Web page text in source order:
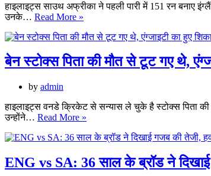
हाइलाइट्स साउथ अफ्रीका ने पहली पारी में 151 रन बनाए
उनके… Read More »
SA:
स्टोक्स
ने
जड़ा
पहला
टेस्ट
शतक,
इंग्लैंड
मिली
बेन स्टोक्स पिता की मौत से टूट गए थे,
by admin
हाइलाइट्स वनडे क्रिकेट से सन्यास ले चुके है स्टोक्स पिता की
उन्होंने… Read More »
पिता
मौत
से
ENG vs SA: 36 साल के ब्रॉड ने